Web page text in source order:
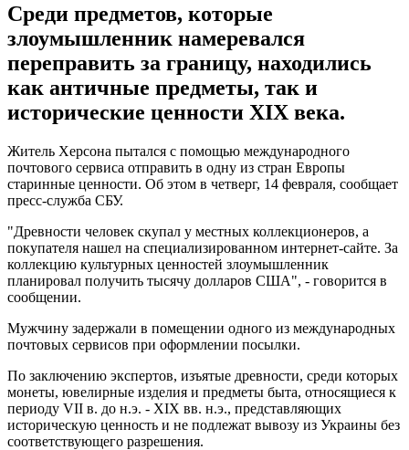
Среди предметов, которые
злоумышленник намеревался
переправить за границу, находились
как античные предметы, так и
исторические ценности XIX века.
Житель Херсона пытался с помощью международного
почтового сервиса отправить в одну из стран Европы
старинные ценности. Об этом в четверг, 14 февраля, сообщает
пресс-служба СБУ.
"Древности человек скупал у местных коллекционеров, а
покупателя нашел на специализированном интернет-сайте. За
коллекцию культурных ценностей злоумышленник
планировал получить тысячу долларов США", - говорится в
сообщении.
Мужчину задержали в помещении одного из международных
почтовых сервисов при оформлении посылки.
По заключению экспертов, изъятые древности, среди которых
монеты, ювелирные изделия и предметы быта, относящиеся к
периоду VII в. до н.э. - XIX вв. н.э., представляющих
историческую ценность и не подлежат вывозу из Украины без
соответствующего разрешения.